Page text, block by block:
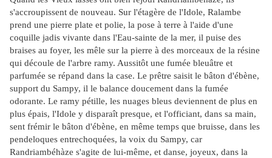
s'accroupissent de nouveau. Sur l'étagère de l'Idole, Ralambe
prend une pierre plate et polie, la pose à terre à l'aide d'une
coquille jadis vivante dans l'Eau-sainte de la mer, il puise des
braises au foyer, les mêle sur la pierre à des morceaux de la résine
qui découle de l'arbre ramy. Aussitôt une fumée bleuâtre et
parfumée se répand dans la case. Le prêtre saisit le bâton d'ébène,
support du Sampy, il le balance doucement dans la fumée
odorante. Le ramy pétille, les nuages bleus deviennent de plus en
plus épais, l'Idole y disparaît presque, et l'officiant, dans sa main,
sent frémir le bâton d'ébène, en même temps que bruisse, dans les
pendeloques entrechoquées, la voix du Sampy, car
Randriambéhàze s'agite de lui-même, et danse, joyeux, dans la